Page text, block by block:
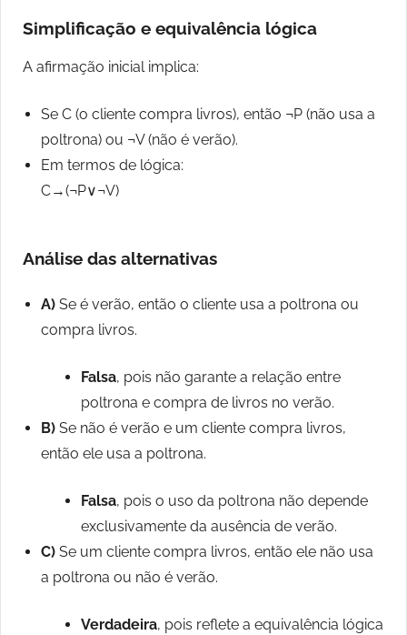
Simplificação e equivalência lógica
A afirmação inicial implica:
Se C (o cliente compra livros), então ¬P (não usa a
poltrona) ou ¬V (não é verão).
Em termos de lógica:
C→(¬P∨¬V)
Análise das alternativas
A) Se é verão, então o cliente usa a poltrona ou
compra livros.
Falsa, pois não garante a relação entre
poltrona e compra de livros no verão.
B) Se não é verão e um cliente compra livros,
então ele usa a poltrona.
Falsa, pois o uso da poltrona não depende
exclusivamente da ausência de verão.
C) Se um cliente compra livros, então ele não usa
a poltrona ou não é verão.
Verdadeira, pois reflete a equivalência lógica